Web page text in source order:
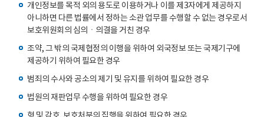
개인정보를 목적 외의 용도로 이용하거나 이를 제3자에게 제공하지
아니하면 다른 법률에서 정하는 소관 업무를 수행할 수 없는 경우로서
보호위원회의 심의ㆍ의결을 거친 경우
조약, 그 밖의 국제협정의 이행을 위하여 외국정보 또는 국제기구에
제공하기 위하여 필요한 경우
범죄의 수사와 공소의 제기 및 유지를 위하여 필요한 경우
법원의 재판업무 수행을 위하여 필요한 경우